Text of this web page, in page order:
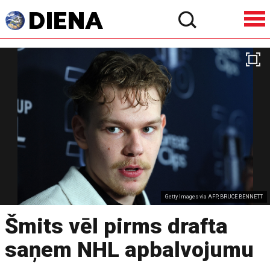
Getty Images via AFP, BRUCE BENNETT
Šmits vēl pirms drafta
saņem NHL apbalvojumu